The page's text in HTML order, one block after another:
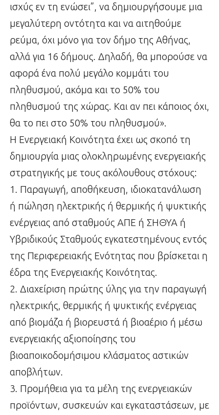
ισχύς εν τη ενώσει”, να δημιουργήσουμε μια
μεγαλύτερη οντότητα και να αιτηθούμε
ρεύμα, όχι μόνο για τον δήμο της Αθήνας,
αλλά για 16 δήμους. Δηλαδή, θα μπορούσε να
αφορά ένα πολύ μεγάλο κομμάτι του
πληθυσμού, ακόμα και το 50% του
πληθυσμού της χώρας. Και αν πει κάποιος όχι,
θα το πει στο 50% του πληθυσμού».
Η Ενεργειακή Κοινότητα έχει ως σκοπό τη
δημιουργία μιας ολοκληρωμένης ενεργειακής
στρατηγικής με τους ακόλουθους στόχους:
1. Παραγωγή, αποθήκευση, ιδιοκατανάλωση
ή πώληση ηλεκτρικής ή θερμικής ή ψυκτικής
ενέργειας από σταθμούς ΑΠΕ ή ΣΗΘΥΑ ή
Υβριδικούς Σταθμούς εγκατεστημένους εντός
της Περιφερειακής Ενότητας που βρίσκεται η
έδρα της Ενεργειακής Κοινότητας.
2. Διαχείριση πρώτης ύλης για την παραγωγή
ηλεκτρικής, θερμικής ή ψυκτικής ενέργειας
από βιομάζα ή βιορευστά ή βιοαέριο ή μέσω
ενεργειακής αξιοποίησης του
βιοαποικοδομήσιμου κλάσματος αστικών
αποβλήτων.
3. Προμήθεια για τα μέλη της ενεργειακών
προϊόντων, συσκευών και εγκαταστάσεων, με